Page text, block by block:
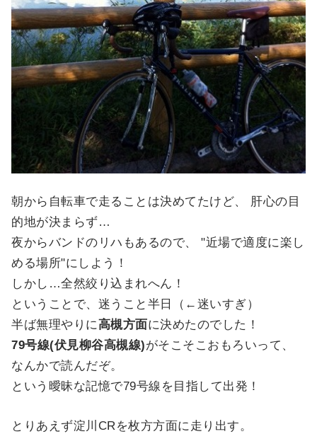
朝から自転車で走ることは決めてたけど、 肝心の目
的地が決まらず…
夜からバンドのリハもあるので、 "近場で適度に楽し
める場所"にしよう！
しかし…全然絞り込まれへん！
ということで、迷うこと半日（←迷いすぎ）
半ば無理やりに高槻方面に決めたのでした！
79号線(伏見柳谷高槻線)がそこそこおもろいって、
なんかで読んだぞ。
という曖昧な記憶で79号線を目指して出発！
とりあえず淀川CRを枚方方面に走り出す。